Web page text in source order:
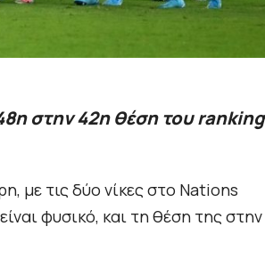
στην 42η θέση του ranking
με τις δύο νίκες στο Nations
φυσικό, και τη θέση της στην